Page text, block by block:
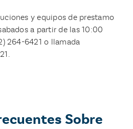
y equipos de prestamo
a partir de las 10:00
264-6421 o llamada
Sobre